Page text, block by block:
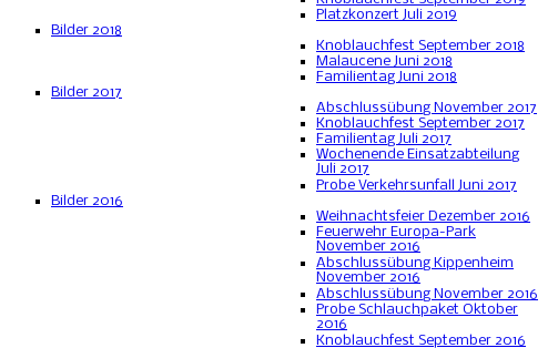
Platzkonzert Juli 2019
Bilder 2018
Knoblauchfest September 2018
Malaucene Juni 2018
Familientag Juni 2018
Bilder 2017
Abschlussübung November 2017
Knoblauchfest September 2017
Familientag Juli 2017
Wochenende Einsatzabteilung
Juli 2017
Probe Verkehrsunfall Juni 2017
Bilder 2016
Weihnachtsfeier Dezember 2016
Feuerwehr Europa-Park
November 2016
Abschlussübung Kippenheim
November 2016
Abschlussübung November 2016
Probe Schlauchpaket Oktober
2016
Knoblauchfest September 2016